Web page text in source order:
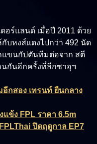
อร์แลนด์ เมื่อปี 2011 ด้วย
บหงส์แดงไปกว่า 492 นัด
แขนกัปตันทีมต่อจาก สตี
นกันอีกครั้งที่ลีกซาอุฯ
กสอง เทรนท์ ยืนกลาง
แข้ง FPL ราคา 6.5m
ปิดฤดูกาล EP7